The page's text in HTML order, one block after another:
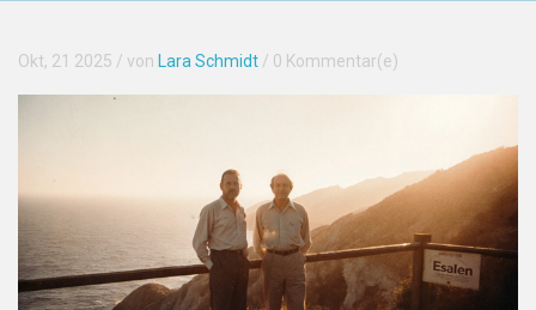
Okt, 21 2025 / von Lara Schmidt / 0 Kommentar(e)